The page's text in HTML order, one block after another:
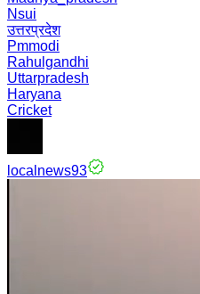
Nsui
उत्तरप्रदेश
Pmmodi
Rahulgandhi
Uttarpradesh
Haryana
Cricket
localnews93